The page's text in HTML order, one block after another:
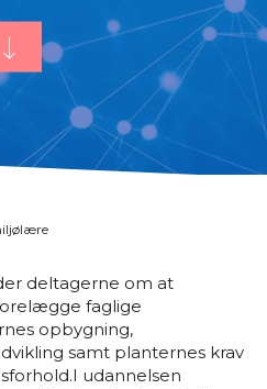
deltagerne om at
faglige
opbygning,
samt planternes krav
udannelsen